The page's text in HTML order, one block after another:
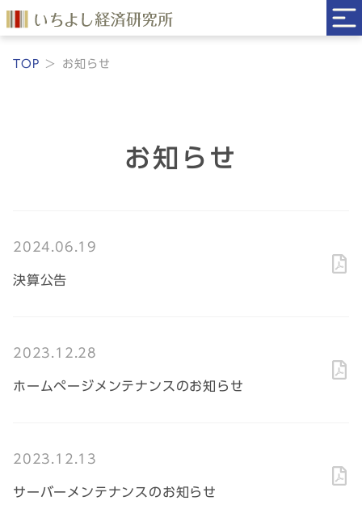
TOP お知らせ
お知らせ
2024.06.19
決算公告
2023.12.28
ホームページメンテナンスのお知らせ
2023.12.13
サーバーメンテナンスのお知らせ